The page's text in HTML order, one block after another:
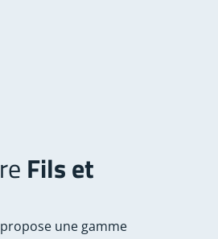
Fils et
propose une gamme